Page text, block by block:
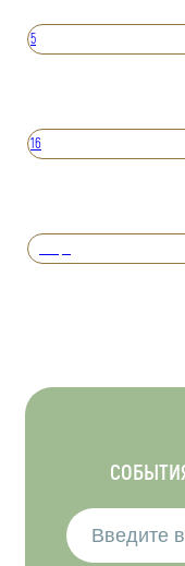
5
16